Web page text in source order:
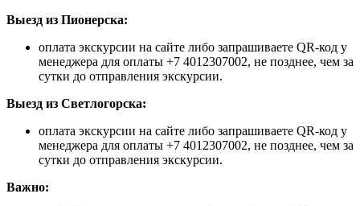
Выезд из Пионерска:
оплата экскурсии на сайте либо запрашиваете QR-код у
менеджера для оплаты +7 4012307002, не позднее, чем за
сутки до отправления экскурсии.
Выезд из Светлогорска:
оплата экскурсии на сайте либо запрашиваете QR-код у
менеджера для оплаты +7 4012307002, не позднее, чем за
сутки до отправления экскурсии.
Важно: